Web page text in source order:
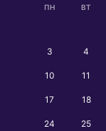
ПН ВТ
3 4
10 11
17 18
24 25